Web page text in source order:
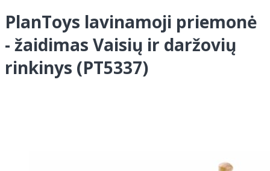
PlanToys lavinamoji priemonė
- žaidimas Vaisių ir daržovių
rinkinys (PT5337)